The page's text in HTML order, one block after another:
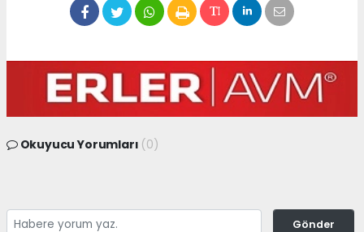
Okuyucu Yorumları (0)
Gönder